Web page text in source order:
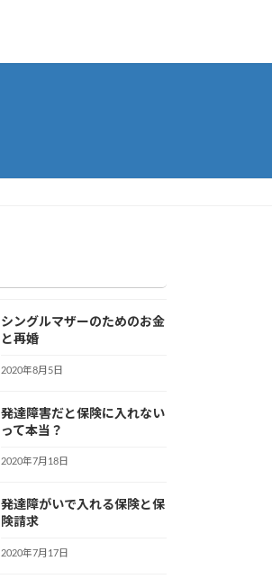
シングルマザーのためのお金
と再婚
2020年8月5日
発達障害だと保険に入れない
って本当？
2020年7月18日
発達障がいで入れる保険と保
険請求
2020年7月17日